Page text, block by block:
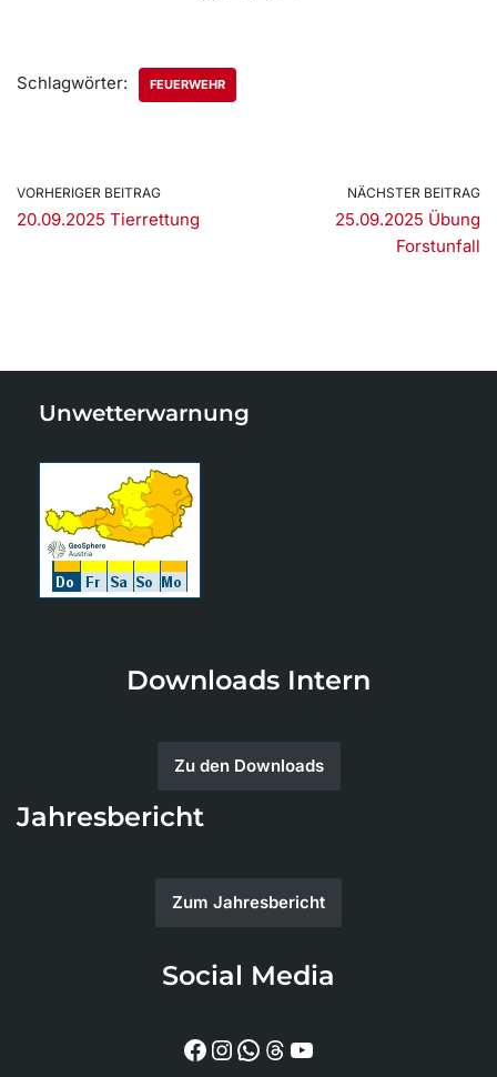
Schlagwörter: FEUERWEHR
VORHERIGER BEITRAG
20.09.2025 Tierrettung
NÄCHSTER BEITRAG
25.09.2025 Übung
Forstunfall
Unwetterwarnung
Downloads Intern
Zu den Downloads
Jahresbericht
Zum Jahresbericht
Social Media